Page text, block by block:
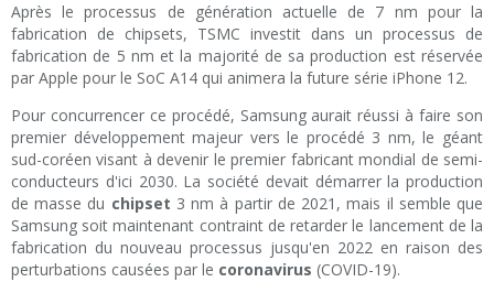
Après le processus de génération actuelle de 7 nm pour la
fabrication de chipsets, TSMC investit dans un processus de
fabrication de 5 nm et la majorité de sa production est réservée
par Apple pour le SoC A14 qui animera la future série iPhone 12.
Pour concurrencer ce procédé, Samsung aurait réussi à faire son
premier développement majeur vers le procédé 3 nm, le géant
sud-coréen visant à devenir le premier fabricant mondial de semi-
conducteurs d'ici 2030. La société devait démarrer la production
de masse du chipset 3 nm à partir de 2021, mais il semble que
Samsung soit maintenant contraint de retarder le lancement de la
fabrication du nouveau processus jusqu'en 2022 en raison des
perturbations causées par le coronavirus (COVID-19).